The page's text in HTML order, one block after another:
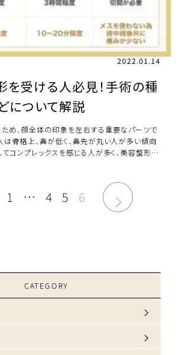
2022.01.14
を受ける人必見！手術の種
について解説
め、顔全体の印象を左右する重要なパーツで
は骨格上、鼻が低く、鼻先が丸い人が多い傾向
コンプレックスを感じる人が多く、美容整形の
1 … 4 5 6
CATEGORY